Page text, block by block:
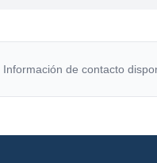
Información de contacto